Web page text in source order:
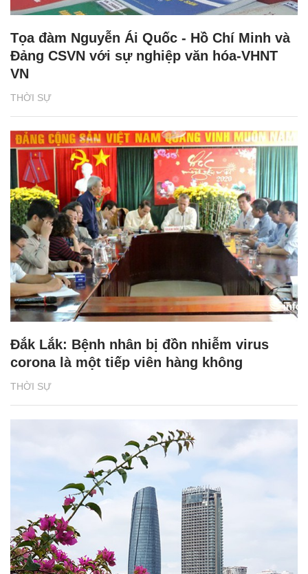
THỜI SỰ
Tọa đàm Nguyễn Ái Quốc - Hồ Chí Minh và
Đảng CSVN với sự nghiệp văn hóa-VHNT
VN
THỜI SỰ
Đắk Lắk: Bệnh nhân bị đồn nhiễm virus
corona là một tiếp viên hàng không